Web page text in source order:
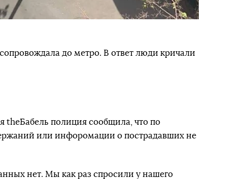
до метро. В ответ люди кричали
theБабель полиция сообщила, что по
или инфоромации о пострадавших не
нет. Мы как раз спросили у нашего